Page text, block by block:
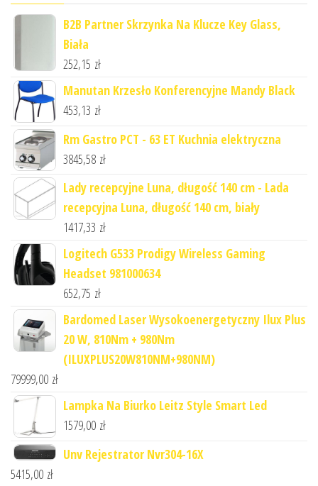
B2B Partner Skrzynka Na Klucze Key Glass,
Biała
252,15 zł
Manutan Krzesło Konferencyjne Mandy Black
453,13 zł
Rm Gastro PCT - 63 ET Kuchnia elektryczna
3845,58 zł
Lady recepcyjne Luna, długość 140 cm - Lada
recepcyjna Luna, długość 140 cm, biały
1417,33 zł
Logitech G533 Prodigy Wireless Gaming
Headset 981000634
652,75 zł
Bardomed Laser Wysokoenergetyczny Ilux Plus
20 W, 810Nm + 980Nm
(ILUXPLUS20W810NM+980NM)
79999,00 zł
Lampka Na Biurko Leitz Style Smart Led
1579,00 zł
Unv Rejestrator Nvr304-16X
5415,00 zł